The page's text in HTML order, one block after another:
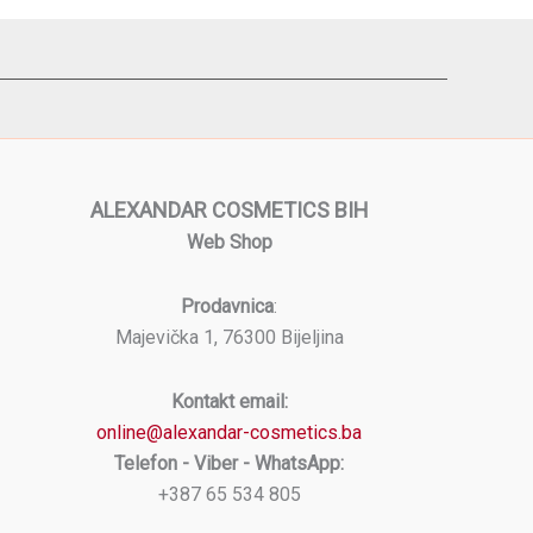
ALEXANDAR COSMETICS BIH
Web Shop
Prodavnica:
Majevička 1, 76300 Bijeljina
Kontakt email:
online@alexandar-cosmetics.ba
Telefon - Viber - WhatsApp:
+387 65 534 805